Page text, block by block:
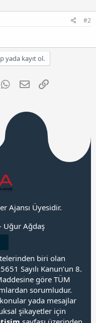
#2
yada kayıt ol.
WhatsApp
E-posta
Ajansı Üyesidir.
Uğur Ağdaş
biri olan
Sayılı Kanun’un 8.
göre TÜM
sorumludur.
yada mesajlar
şikayetler için